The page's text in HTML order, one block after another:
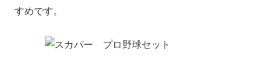
すめです。